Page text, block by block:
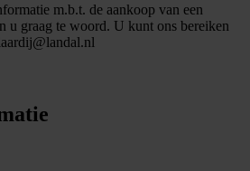
m.b.t. de aankoop van een
u graag te woord. U kunt ons bereiken